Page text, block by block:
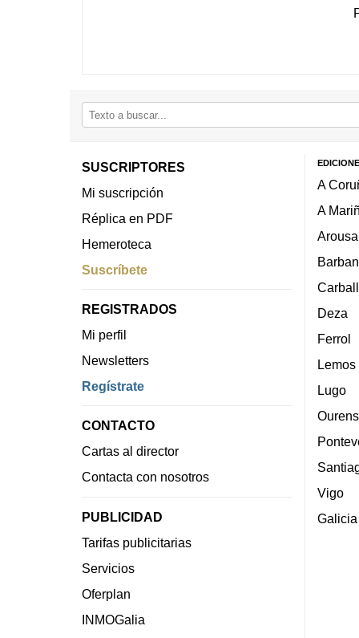
SUSCRIPTORES
Mi suscripción
Réplica en PDF
Hemeroteca
Suscríbete
REGISTRADOS
Mi perfil
Newsletters
Regístrate
CONTACTO
Cartas al director
Contacta con nosotros
PUBLICIDAD
Tarifas publicitarias
Servicios
Oferplan
INMOGalia
A
A
Arousa
Deza
Ferrol
Lemos
Lugo
Vigo